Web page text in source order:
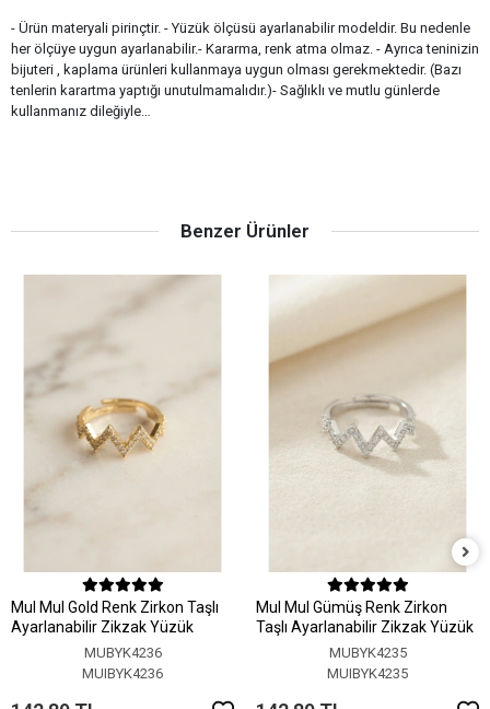
- Ürün materyali pirinçtir. - Yüzük ölçüsü ayarlanabilir modeldir. Bu nedenle
her ölçüye uygun ayarlanabilir.- Kararma, renk atma olmaz. - Ayrıca teninizin
bijuteri , kaplama ürünleri kullanmaya uygun olması gerekmektedir. (Bazı
tenlerin karartma yaptığı unutulmamalıdır.)- Sağlıklı ve mutlu günlerde
kullanmanız dileğiyle…
Benzer Ürünler
MuI MuI Gold Renk Zirkon Taşlı
Ayarlanabilir Zikzak Yüzük
MUBYK4236
MUIBYK4236
MuI MuI Gümüş Renk Zirkon
Taşlı Ayarlanabilir Zikzak Yüzük
MUBYK4235
MUIBYK4235